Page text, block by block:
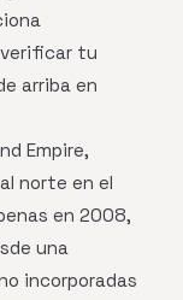
tu
arriba en
Empire,
norte en el
en 2008,
una
incorporadas